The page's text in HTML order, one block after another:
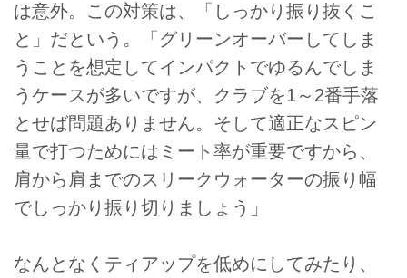
は意外。この対策は、「しっかり振り抜くこ
と」だという。「グリーンオーバーしてしま
うことを想定してインパクトでゆるんでしま
うケースが多いですが、クラブを1～2番手落
とせば問題ありません。そして適正なスピン
量で打つためにはミート率が重要ですから、
肩から肩までのスリークウォーターの振り幅
でしっかり振り切りましょう」
なんとなくティアップを低めにしてみたり、